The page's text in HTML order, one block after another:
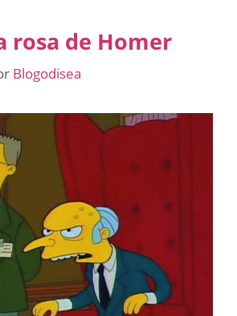
rosa de Homer
Blogodisea